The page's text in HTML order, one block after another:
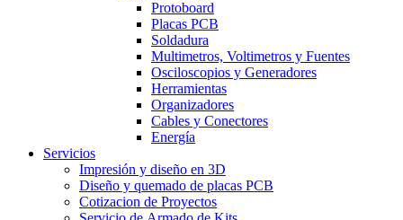
Protoboard
Placas PCB
Soldadura
Multimetros, Voltimetros y Fuentes
Osciloscopios y Generadores
Herramientas
Organizadores
Cables y Conectores
Energía
Servicios
Impresión y diseño en 3D
Diseño y quemado de placas PCB
Cotizacion de Proyectos